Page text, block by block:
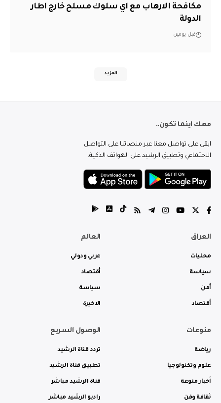
مكافحة الارهاب مع اي سلوك مسلح خارج اطار
الدولة
قبل يومين
المزيد
معك اينما تكون..
ابقى على تواصل معنا عبر منصاتنا على التواصل
الاجتماعي وتطبيق الرشيد على الهواتف الذكية.
العراق
محليات
سياسة
أمن
أقتصاد
العالم
عربي ودولي
أقتصاد
سياسة
الاخيرة
منوعات
رياضة
علوم وتكنولوجيا
أخبار منوعة
ثقافة وفن
الوصول السريع
تردد قناة الرشيد
تطبيق قناة الرشيد
قناة الرشيد مباشر
راديو الرشيد مباشر